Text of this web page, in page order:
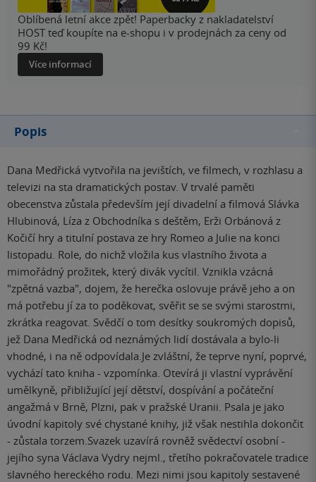
Oblíbená letní akce zpět! Paperbacky z nakladatelství
HOST teď koupíte na e-shopu i v prodejnách za ceny od
99 Kč!
Více informací
Popis
Dana Medřická vytvořila na jevištích, ve filmech, v rozhlasu a
televizi na sta dramatických postav. V trvalé paměti
obecenstva zůstala především její divadelní a filmová Slávka
Hlubinová, Líza z Obchodníka s deštěm, Erži Orbánová z
Kočičí hry a titulní postava ze hry Romeo a Julie na konci
listopadu. Role, do nichž vložila kus vlastního života a
mimořádný prožitek, který divák vycítil. Vznikla vzácná
"zpětná vazba", dojem, že herečka oslovuje právě jeho a on
má potřebu jí za to poděkovat, svěřit se se svými starostmi,
zkrátka reagovat. Svědčí o tom desítky soukromých dopisů,
jež Dana Medřická od neznámých lidí dostávala a bylo-li
vhodné, i na ně odpovídala.Je zvláštní, že teprve nyní, poprvé,
vychází tato kniha - vzpomínka. Otevírá ji vlastní vyprávění
umělkyně, přibližující její dětství, dospívání a počáteční
angažmá v Brně, Plzni, pak v pražské Uranii. Psala je jako
úvodní kapitoly své chystané knihy, již však nestihla dokončit
- zůstala torzem.Svazek uzavírá rovněž svědectví osobní -
jejího syna Václava Vydry nejml., třetího pokračovatele tradice
slavného hereckého rodu. Mezi nimi jsou kapitoly sestavené